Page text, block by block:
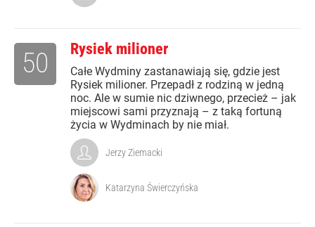
Rysiek milioner
Całe Wydminy zastanawiają się, gdzie jest
Rysiek milioner. Przepadł z rodziną w jedną
noc. Ale w sumie nic dziwnego, przecież – jak
miejscowi sami przyznają – z taką fortuną
życia w Wydminach by nie miał.
50
Jerzy Ziemacki
Katarzyna Świerczyńska